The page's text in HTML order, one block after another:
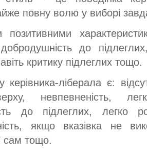
повну волю у виборі
позитивними
добродушність до
критику підлеглих тощо.
ліберала є:
невпевненість,
до підлеглих, легко
якщо вказівка не
сам тощо.